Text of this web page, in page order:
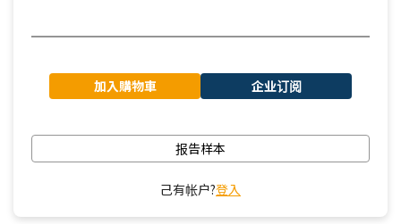
加入購物車 企业订阅
报告样本
己有帐户?登入